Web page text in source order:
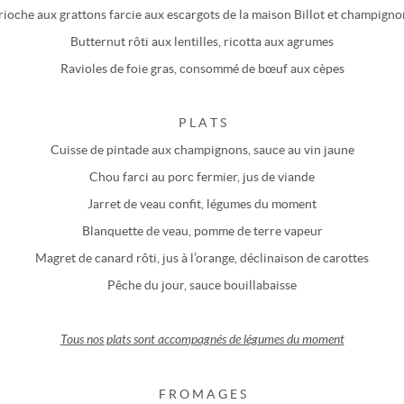
aux grattons farcie aux escargots de la maison Billot et
Butternut rôti aux lentilles, ricotta aux agrumes
Ravioles de foie gras, consommé de bœuf aux cèpes
P L A T S
Cuisse de pintade aux champignons, sauce au vin jaune
Chou farci au porc fermier, jus de viande
Jarret de veau confit, légumes du moment
Blanquette de veau, pomme de terre vapeur
Magret de canard rôti, jus à l’orange, déclinaison de carottes
Pêche du jour, sauce bouillabaisse
Tous nos plats sont accompagnés de légumes du moment
F R O M A G E S